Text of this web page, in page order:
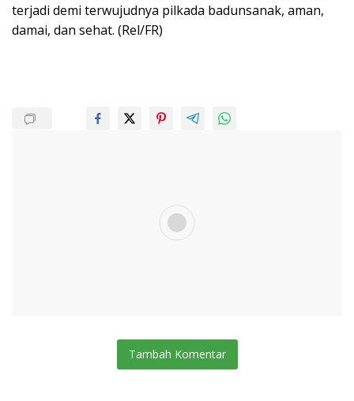
terjadi demi terwujudnya pilkada badunsanak, aman,
damai, dan sehat. (Rel/FR)
Tambah Komentar